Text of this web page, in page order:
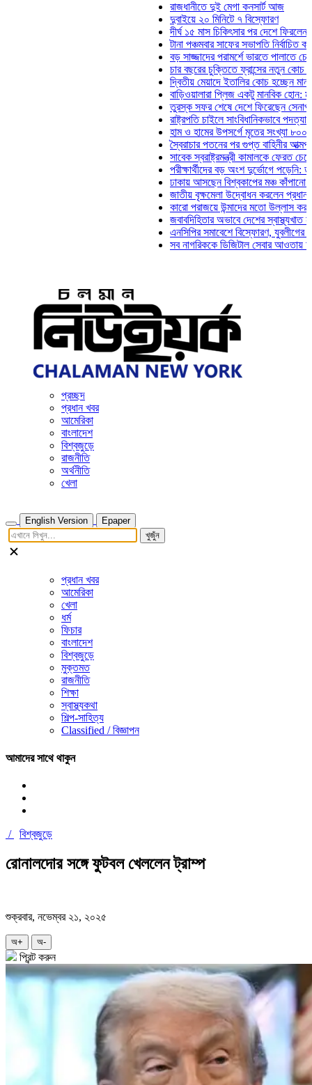
রাজধানীতে দুই মেগা কনসার্ট আজ
দুবাইয়ে ২০ মিনিটে ৭ বিস্ফোরণ
দীর্ঘ ১৫ মাস চিকিৎসার পর দেশে ফিরলেন ইলিয়াস
টানা পঞ্চমবার সাফের সভাপতি নির্বাচিত কাজী
বড় সাজ্জাদের পরামর্শে ভারতে পালাতে
চার বছরের চুক্তিতে ফ্রান্সের নতুন কোচ জিদান
দ্বিতীয় মেয়াদে ইতালির কোচ হচ্ছেন মানচিনি
বাড়িওয়ালারা প্লিজ একটু মানবিক হোন: মনিরা মিঠু
তুরস্ক সফর শেষে দেশে ফিরেছেন সেনাপ্রধান
রাষ্ট্রপতি চাইলে সাংবিধানিকভাবে পদত্যাগ করতে
হাম ও হামের উপসর্গে মৃতের সংখ্যা ৮০০ ছাড়াল
স্বৈরাচার পতনের পর গুপ্ত বাহিনীর আত্মপ্রকাশ:
সাবেক স্বরাষ্ট্রমন্ত্রী কামালকে ফেরত চেয়ে
পরীক্ষার্থীদের বড় অংশ দুর্ভোগে পড়েনি: ড.
ঢাকায় আসছেন বিশ্বকাপের মঞ্চ কাঁপানো সেই
জাতীয় বৃক্ষমেলা উদ্বোধন করলেন প্রধানমন্ত্রী
কারো পরাজয়ে উন্মাদের মতো উল্লাস করতে হয়
জবাবদিহিতার অভাবে দেশের স্বাস্থ্যখাত নানা
এনসিপির সমাবেশে বিস্ফোরণ, যুবলীগের দুই
সব নাগরিককে ডিজিটাল সেবার আওতায় আনতে
প্রচ্ছদ
প্রধান খবর
আমেরিকা
বাংলাদেশ
বিশ্বজুড়ে
রাজনীতি
অর্থনীতি
খেলা
English Version
Epaper
খুজুঁন
প্রধান খবর
আমেরিকা
খেলা
ধর্ম
ফিচার
বাংলাদেশ
বিশ্বজুড়ে
মুক্তমত
রাজনীতি
শিক্ষা
স্বাস্থ্যকথা
শিল্প-সাহিত্য
Classified / বিজ্ঞাপন
আমাদের সাথে থাকুন
/ বিশ্বজুড়ে
রোনালদোর সঙ্গে ফুটবল খেললেন ট্রাম্প
শুক্রবার, নভেম্বর ২১, ২০২৫
অ+ অ-
প্রিন্ট করুন